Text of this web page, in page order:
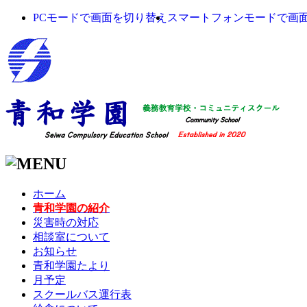
PCモードで画面を切り替え スマートフォンモードで画
ホーム
青和学園の紹介
災害時の対応
相談室について
お知らせ
青和学園たより
月予定
スクールバス運行表